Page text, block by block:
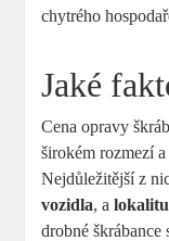
chytrého
Jaké
Cena opravy
širokém rozmezí
Nejdůležitější z
vozidla, alokalitu
drobné škrábance